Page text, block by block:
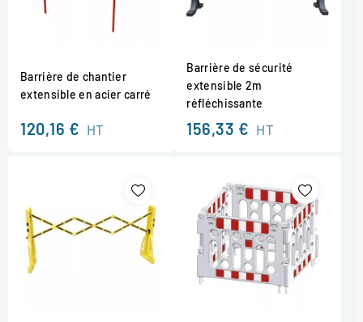
Barrière de chantier
extensible en acier carré
120,16 € HT
Barrière de sécurité
extensible 2m
réfléchissante
156,33 € HT